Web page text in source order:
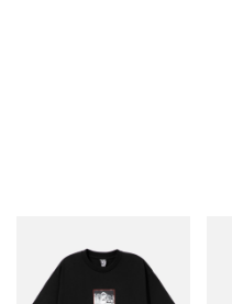
BILLIONAIRE BOYS CLUB X
INITIAL D COTTON T-SHIRT